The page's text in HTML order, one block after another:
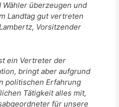
Wähler überzeugen und
Landtag gut vertreten
Vorsitzender
ein Vertreter der
bringt aber aufgrund
politischen Erfahrung
Tätigkeit alles mit,
für unsere